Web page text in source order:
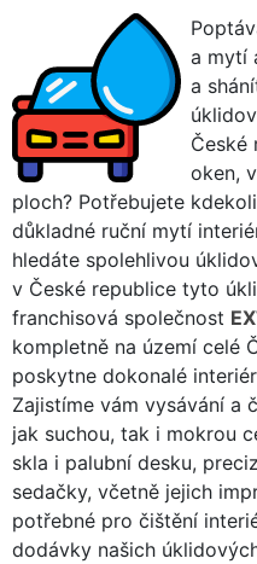
a mytí
a
České
oken,
ploch? Potřebujete
důkladné ruční mytí
hledáte spolehlivou
v České republice tyto
franchisová společnost
kompletně na území celé
poskytne dokonalé
Zajistíme vám vysávání a
jak suchou, tak i mokrou
skla i palubní desku,
sedačky, včetně jejich
potřebné pro čištění
dodávky našich